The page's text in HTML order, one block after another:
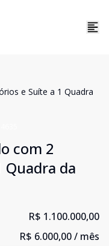
e Suíte a 1 Quadra
com 2
Quadra da
R$ 1.100.000,00
R$ 6.000,00/ mês